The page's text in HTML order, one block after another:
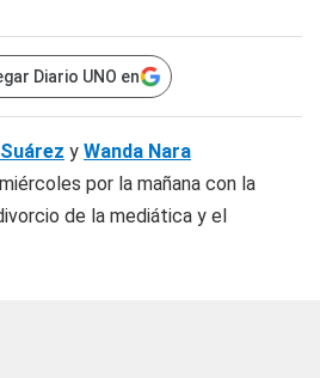
Diario UNO en
y Wanda Nara
por la mañana con la
de la mediática y el